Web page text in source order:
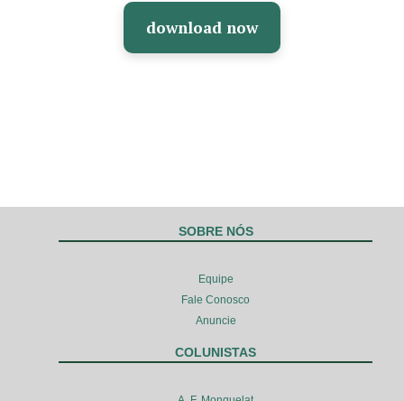
download now
SOBRE NÓS
Equipe
Fale Conosco
Anuncie
COLUNISTAS